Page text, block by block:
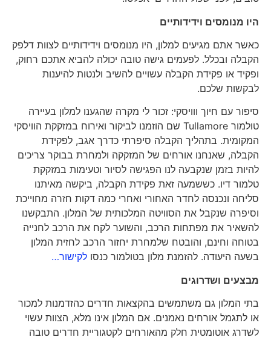
היו מנומסים וידידותיים
כאשר אתם מגיעים למלון, היו מנומסים וידידותיים לצוות דלפק
הקבלה ובכלל. לפעמים גישה טובה יכולה להביא אתכם רחוק,
ופקיד או פקידת הקבלה עשויים להשיב ולנטות להיענות
לבקשות שלכם.
סיפור עם חיוך ווויסקי: זכור לי מקרה שהגענו למלון בעיירה
טולמור Tullamore שם הוזמנו לביקור ואירוח במזקקת הוויסקי
המקומית. בתהליך הקבלה סיפרתי כדרך אגב, לפקידת
הקבלה, שאנחנו אורחים של המזקקה ולמחרת בבוקר צריכים
להיות בזמן שנקבעה לנו הפגישה לסיור וטעימות במזקקת
טלמור דיו. כששמעה זאת פקידת הקבלה, ביקשה מאיתנו
סליחה ונכנסה לחדר האחורי ואחרי כמה דקות חזרה מחוייכת
וסיפרה שנקבל את הסוויטה המלכותית של המלון. התבקשנו
להשאיר את מפתחות הרכב, והשוער לקח את הרכב לחנייה
בטוחה וחינם, והובטח שלמחרת יחזור הרכב לחזית המלון
בשעה היעודה. להזמנת מלון בטולמור כנסולקישור…
מבצעים ושדרוגים
בתי המלון גם משתמשים בהקצאות חדרים כהזדמנות למכור
או לתגמל אורחים נאמנים. אם המלון אינו מלא, הצוות עשוי
לשדרג אוטומטית חלק מהאורחים לקטגוריית חדרים טובה